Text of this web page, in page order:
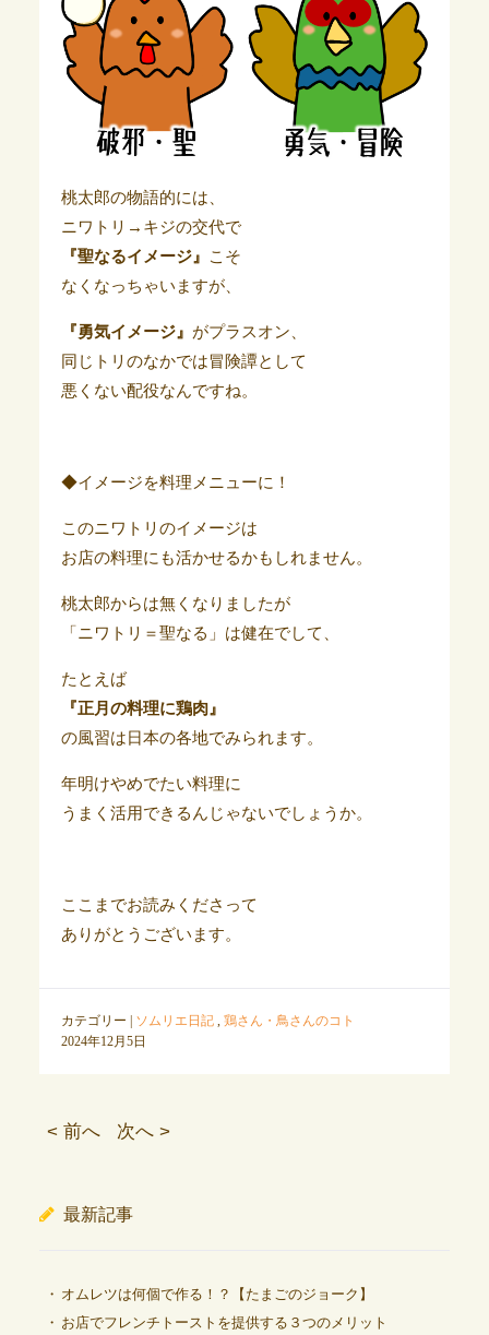
桃太郎の物語的には、
ニワトリ→キジの交代で
『聖なるイメージ』
こそ
なくなっちゃいますが、
『勇気イメージ』 がプラスオン、
同じトリのなかでは冒険譚として
悪くない配役なんですね。
◆イメージを料理メニューに！
このニワトリのイメージは
お店の料理にも活かせるかもしれません。
桃太郎からは無くなりましたが
「ニワトリ＝聖なる」は健在でして、
たとえば
『正月の料理に鶏肉』
の風習は日本の各地でみられます。
年明けやめでたい料理に
うまく活用できるんじゃないでしょうか。
ここまでお読みくださって
ありがとうございます。
カテゴリー | ソムリエ日記, 鶏さん・鳥さんのコト
2024年12月5日
< 前へ 次へ >
最新記事
オムレツは何個で作る！？【たまごのジョーク】
お店でフレンチトーストを提供する３つのメリット